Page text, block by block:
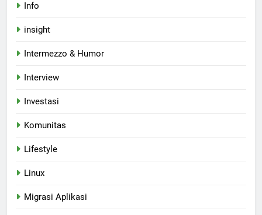
Info
insight
Intermezzo & Humor
Interview
Investasi
Komunitas
Lifestyle
Linux
Migrasi Aplikasi